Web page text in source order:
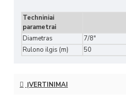
Techniniai
parametrai
Diametras
7/8″
Rulono ilgis (m)
50
ĮVERTINIMAI